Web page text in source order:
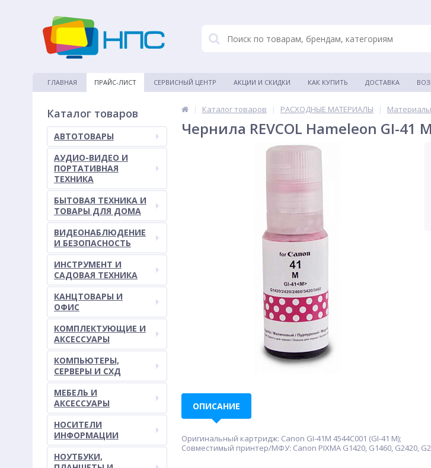
ГЛАВНАЯ ПРАЙС-ЛИСТ СЕРВИСНЫЙ ЦЕНТР АКЦИИ И СКИДКИ КАК КУПИТЬ ДОСТАВКА
Каталог товаров
АВТОТОВАРЫ
АУДИО-ВИДЕО И
ПОРТАТИВНАЯ
ТЕХНИКА
БЫТОВАЯ ТЕХНИКА И
ТОВАРЫ ДЛЯ ДОМА
ВИДЕОНАБЛЮДЕНИЕ
И БЕЗОПАСНОСТЬ
ИНСТРУМЕНТ И
САДОВАЯ ТЕХНИКА
КАНЦТОВАРЫ И
ОФИС
КОМПЛЕКТУЮЩИЕ И
АКСЕССУАРЫ
КОМПЬЮТЕРЫ,
СЕРВЕРЫ И СХД
МЕБЕЛЬ И
АКСЕССУАРЫ
НОСИТЕЛИ
ИНФОРМАЦИИ
НОУТБУКИ,
| Каталог товаров | РАСХОДНЫЕ МАТЕРИАЛЫ |
Чернила REVCOL Hameleon GI-
ОПИСАНИЕ
Оригинальный картридж: Canon GI-41M 4544C001 (GI-41 M);
Совместимый принтер/МФУ: Canon PIXMA G1420, G1460, G2420,